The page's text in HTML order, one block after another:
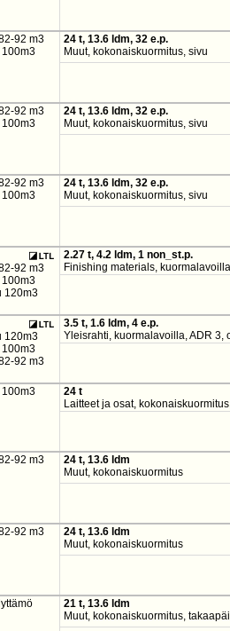
92 m3
24 t, 13.6 ldm, 32 e.p.
Muut, kokonaiskuormitus, sivu
92 m3
24 t, 13.6 ldm, 32 e.p.
Muut, kokonaiskuormitus, sivu
92 m3
24 t, 13.6 ldm, 32 e.p.
Muut, kokonaiskuormitus, sivu
92 m3
120m3
2.27 t, 4.2 ldm, 1 non_st.p.
Finishing materials,
120m3
92 m3
3.5 t, 1.6 ldm, 4 e.p.
Yleisrahti, kuormalavoilla, ADR 3,
24 t
Laitteet ja osat,
92 m3
24 t, 13.6 ldm
Muut, kokonaiskuormitus
92 m3
24 t, 13.6 ldm
Muut, kokonaiskuormitus
21 t, 13.6 ldm
Muut, kokonaiskuormitus,